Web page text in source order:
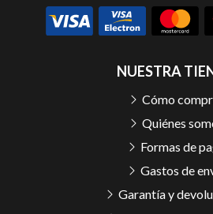
NUESTRA
Cómo
Quiénes
Formas de
Gastos de
Garantía y